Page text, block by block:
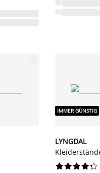
IMMER GÜNSTIG
LYNGDAL





